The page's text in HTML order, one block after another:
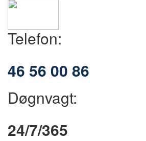
Telefon:
46 56 00 86
Døgnvagt:
24/7/365